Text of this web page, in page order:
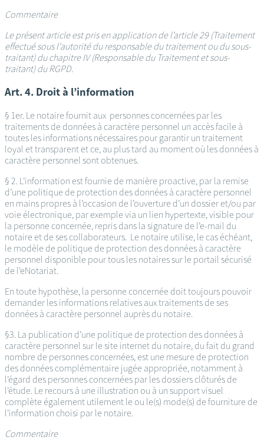
Commentaire
Le présent article est pris en application de l’article 29 (Traitement
effectué sous l'autorité du responsable du traitement ou du sous-
traitant) du chapitre IV (Responsable du Traitement et sous-
traitant) du RGPD.
Art. 4. Droit à l’information
§ 1er. Le notaire fournit aux personnes concernées par les
traitements de données à caractère personnel un accès facile à
toutes les informations nécessaires pour garantir un traitement
loyal et transparent et ce, au plus tard au moment où les données à
caractère personnel sont obtenues.
§ 2. L’information est fournie de manière proactive, par la remise
d’une politique de protection des données à caractère personnel
en mains propres à l’occasion de l’ouverture d’un dossier et/ou par
voie électronique, par exemple via un lien hypertexte, visible pour
la personne concernée, repris dans la signature de l’e-mail du
notaire et de ses collaborateurs. Le notaire utilise, le cas échéant,
le modèle de politique de protection des données à caractère
personnel disponible pour tous les notaires sur le portail sécurisé
de l’eNotariat.
En toute hypothèse, la personne concernée doit toujours pouvoir
demander les informations relatives aux traitements de ses
données à caractère personnel auprès du notaire.
§3. La publication d’une politique de protection des données à
caractère personnel sur le site internet du notaire, du fait du grand
nombre de personnes concernées, est une mesure de protection
des données complémentaire jugée appropriée, notamment à
l’égard des personnes concernées par les dossiers clôturés de
l’étude. Le recours à une illustration ou à un support visuel
complète également utilement le ou le(s) mode(s) de fourniture de
l’information choisi par le notaire.
Commentaire